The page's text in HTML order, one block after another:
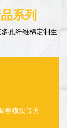
系列
孔纤维棉定制生
蓄模块等方